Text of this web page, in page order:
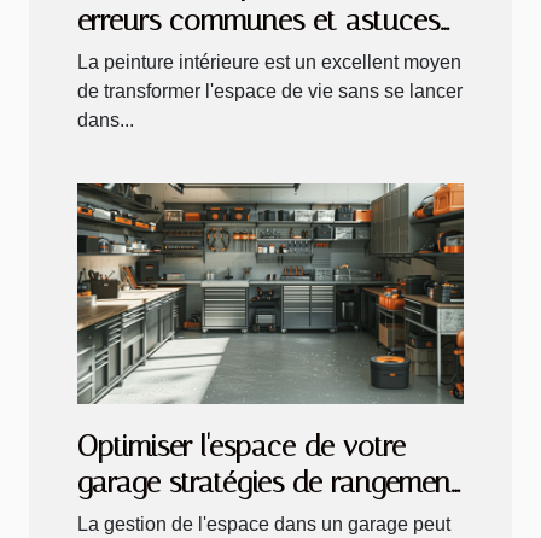
erreurs communes et astuces
pour un résultat professionnel
La peinture intérieure est un excellent moyen
de transformer l'espace de vie sans se lancer
dans...
Optimiser l'espace de votre
garage stratégies de rangement
et organisation
La gestion de l'espace dans un garage peut